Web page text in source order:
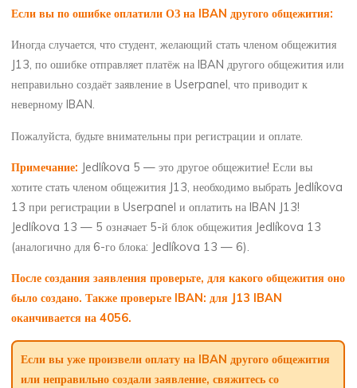
Если вы по ошибке оплатили ОЗ на IBAN другого общежития:
Иногда случается, что студент, желающий стать членом общежития
J13, по ошибке отправляет платёж на IBAN другого общежития или
неправильно создаёт заявление в Userpanel, что приводит к
неверному IBAN.
Пожалуйста, будьте внимательны при регистрации и оплате.
Примечание: Jedlíkova 5 — это другое общежитие! Если вы
хотите стать членом общежития J13, необходимо выбрать Jedlíkova
13 при регистрации в Userpanel и оплатить на IBAN J13!
Jedlíkova 13 — 5 означает 5-й блок общежития Jedlíkova 13
(аналогично для 6-го блока: Jedlíkova 13 — 6).
После создания заявления проверьте, для какого общежития оно
было создано. Также проверьте IBAN: для J13 IBAN
оканчивается на 4056.
Если вы уже произвели оплату на IBAN другого общежития
или неправильно создали заявление, свяжитесь со